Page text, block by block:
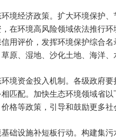
环境经济政策。扩大环境保护
在环境高风险领域依法推行
用评价，发挥环境保护综合
原、湿地、沙化土地、海洋
环境资金投入机制。各级政府
匹配。加快生态环境领域省
格等政策，引导和鼓励更多
基础设施补短板行动。构建集